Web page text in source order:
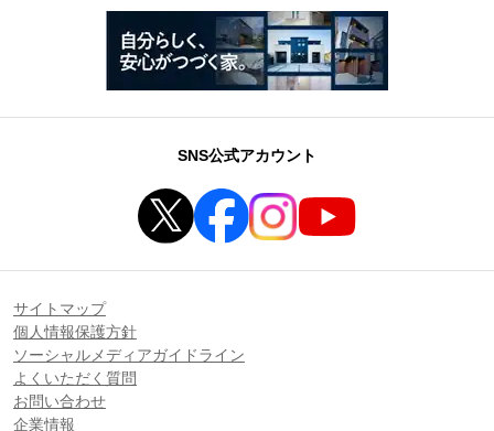
SNS公式アカウント
サイトマップ
個人情報保護方針
ソーシャルメディアガイドライン
よくいただく質問
お問い合わせ
企業情報